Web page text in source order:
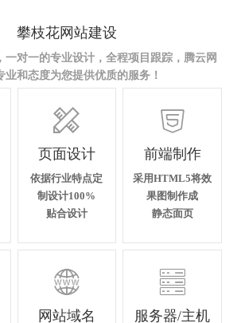
攀枝花网站建设
一对一的专业设计，全程项目跟踪，腾云网
业和态度为您提供优质的服务！

页面设计
依据行业特点定
制设计100%
贴合设计

前端制作
采用HTML5将效
果图制作成
静态面页

网站域名

服务器/主机